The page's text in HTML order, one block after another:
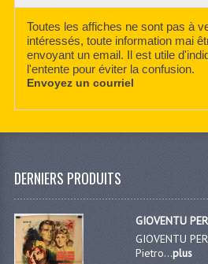
Toutes les affiches ne sont pas à
intéressés, toute information mai
envoyant un email. Il est utile
l'entente pour éviter la confusion.
Envoyez un courriel
DERNIERS PRODUITS
GIOVENTU
GIOVENTU
Pietro...plus